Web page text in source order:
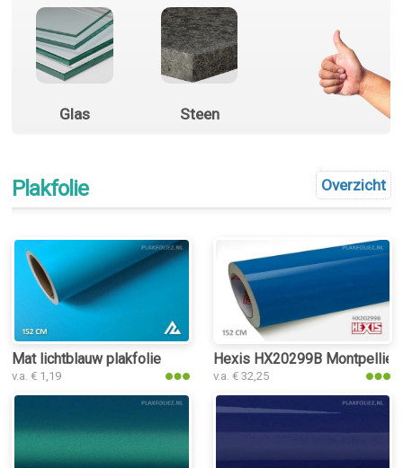
Glas Steen
Overzicht
Plakfolie
Mat lichtblauw plakfolie
v.a. € 1,19
Hexis HX20299B
v.a. € 32,25